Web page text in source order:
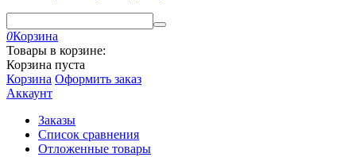
0Корзина
Товары в корзине:
Корзина пуста
Корзина Оформить заказ
Аккаунт
Заказы
Список сравнения
Отложенные товары